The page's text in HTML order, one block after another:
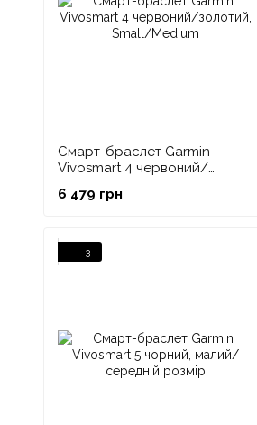
Смарт-браслет Garmin
Vivosmart 4 червоний/
6 479 грн
3